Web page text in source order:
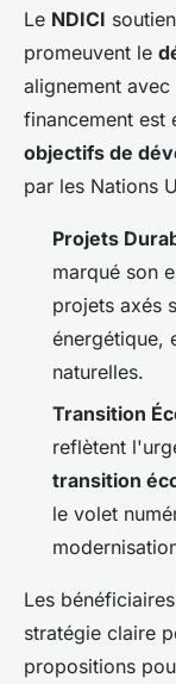
Le NDICI
promeuvent le
alignement
financement est
objectifs de
par les Nations
Projets
marqué son
projets axés
énergétique,
naturelles.
Transition
reflètent
transition
le volet
Les
stratégie claire
propositions